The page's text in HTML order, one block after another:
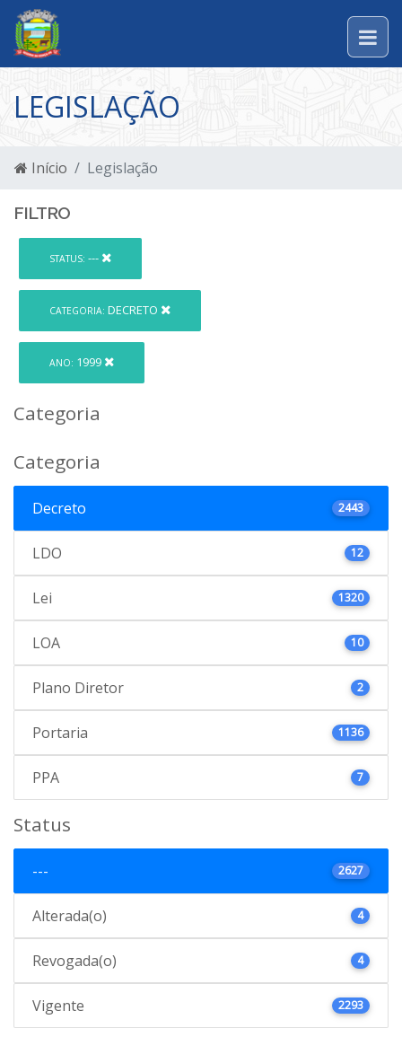
LEGISLAÇÃO
Início Legislação
FILTRO
STATUS: ---
CATEGORIA: DECRETO
ANO: 1999
Categoria
Categoria
Decreto 2443
LDO 12
Lei 1320
LOA 10
Plano Diretor 2
Portaria 1136
PPA 7
Status
--- 2627
Alterada(o) 4
Revogada(o) 4
Vigente 2293